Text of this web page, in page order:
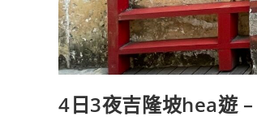
4日3夜吉隆坡hea遊